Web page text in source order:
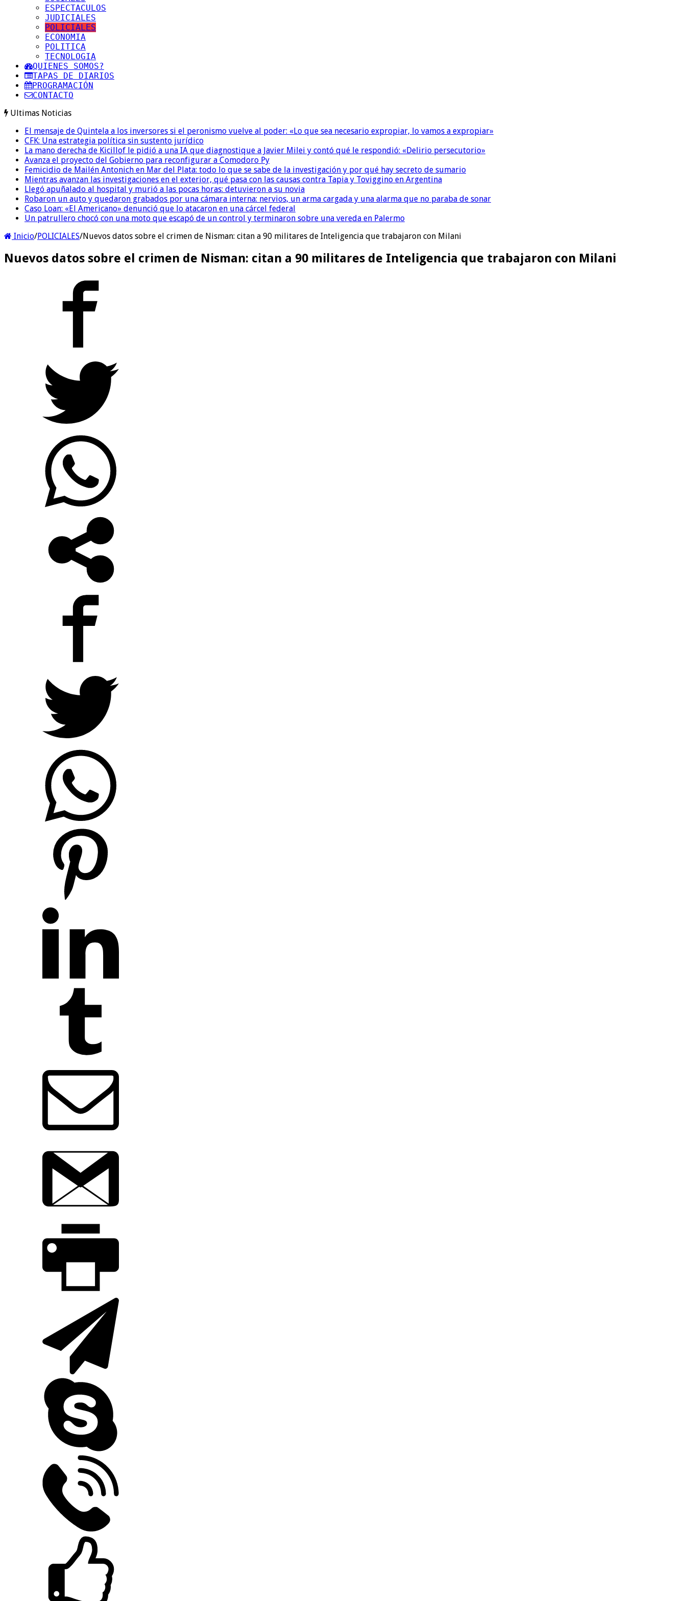
ESPECTACULOS
JUDICIALES
POLICIALES
ECONOMIA
POLITICA
TECNOLOGIA
QUIENES SOMOS?
TAPAS DE DIARIOS
PROGRAMACIÓN
CONTACTO
Ultimas Noticias
El mensaje de Quintela a los inversores si el peronismo vuelve al poder: «Lo que sea necesario expropiar, lo vamos a expropiar»
CFK: Una estrategia política sin sustento jurídico
La mano derecha de Kicillof le pidió a una IA que diagnostique a Javier Milei y contó qué le respondió: «Delirio persecutorio»
Avanza el proyecto del Gobierno para reconfigurar a Comodoro Py
Femicidio de Mailén Antonich en Mar del Plata: todo lo que se sabe de la investigación y por qué hay secreto de sumario
Mientras avanzan las investigaciones en el exterior, qué pasa con las causas contra Tapia y Toviggino en Argentina
Llegó apuñalado al hospital y murió a las pocas horas: detuvieron a su novia
Robaron un auto y quedaron grabados por una cámara interna: nervios, un arma cargada y una alarma que no paraba de sonar
Caso Loan: «El Americano» denunció que lo atacaron en una cárcel federal
Un patrullero chocó con una moto que escapó de un control y terminaron sobre una vereda en Palermo
Inicio/POLICIALES/Nuevos datos sobre el crimen de Nisman: citan a 90 militares de Inteligencia que trabajaron con Milani
Nuevos datos sobre el crimen de Nisman: citan a 90 militares de Inteligencia que trabajaron con Milani